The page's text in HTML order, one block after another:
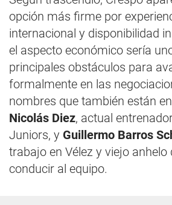
opción más firme por
internacional y disponibilidad
el aspecto económico sería
principales obstáculos para
formalmente en las
nombres que también están
Nicolás Diez, actual
Juniors, y Guillermo Barros
trabajo en Vélez y viejo anhelo
conducir al equipo.